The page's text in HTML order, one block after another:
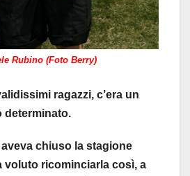
Rubino (Foto Berry)
ragazzi, c’era un
determinato.
chiuso la stagione
voluto ricominciarla così, a